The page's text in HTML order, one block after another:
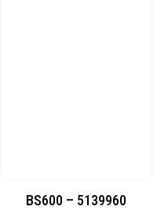
BS600 – 5139960